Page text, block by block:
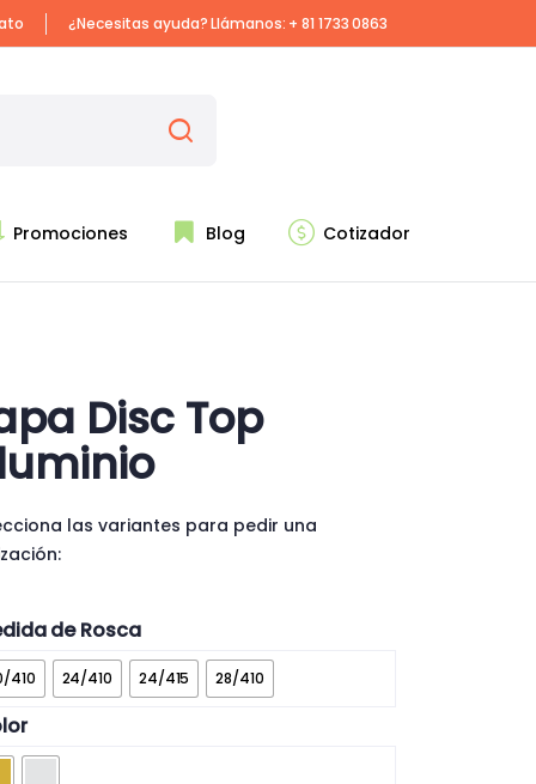
¿Necesitas ayuda? Llámanos: + 81 1733 0863
Promociones Blog Cotizador
Disc Top
las variantes para pedir una
de Rosca
410 24/410 24/415 28/410